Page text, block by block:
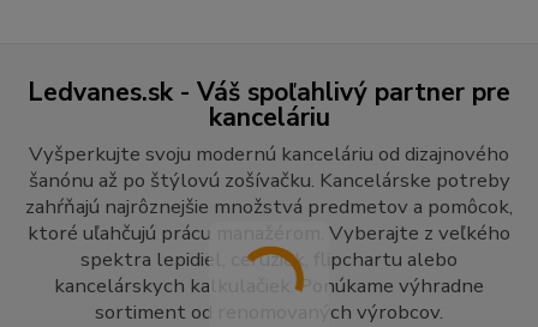
Ledvanes.sk - Váš spoľahlivý partner pre
kanceláriu
Vyšperkujte svoju modernú kanceláriu od dizajnového
šanónu až po štýlovú zošívačku. Kancelárske potreby
zahŕňajú najrôznejšie množstvá predmetov a pomôcok,
ktoré uľahčujú prácu manažérom. Vyberajte z veľkého
spektra lepidiel, ceruziek, flipchartu alebo
kancelárskych kalkulačiek. Ponúkame výhradne
sortiment od renomovaných výrobcov.